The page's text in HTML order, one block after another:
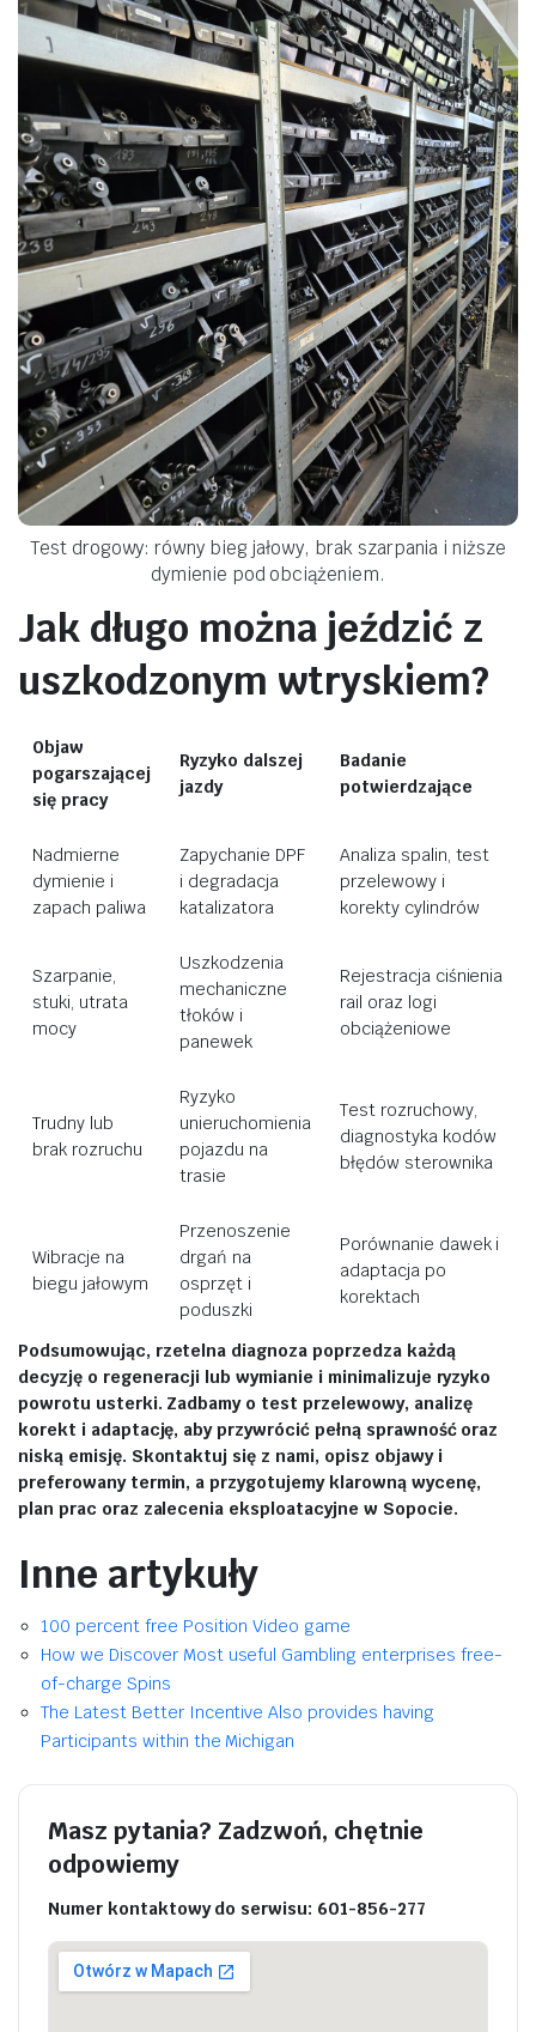
Test drogowy: równy bieg jałowy, brak szarpania i niższe
dymienie pod obciążeniem.
Jak długo można jeździć z
uszkodzonym wtryskiem?
Objaw
pogarszającej
się pracy
Ryzyko dalszej
jazdy
Badanie
potwierdzające
Nadmierne
dymienie i
zapach paliwa
Zapychanie DPF
i degradacja
katalizatora
Analiza spalin, test
przelewowy i
korekty cylindrów
Szarpanie,
stuki, utrata
mocy
Uszkodzenia
mechaniczne
tłoków i
panewek
Rejestracja ciśnienia
rail oraz logi
obciążeniowe
Trudny lub
brak rozruchu
Ryzyko
unieruchomienia
pojazdu na
trasie
Test rozruchowy,
diagnostyka kodów
błędów sterownika
Wibracje na
biegu jałowym
Przenoszenie
drgań na
osprzęt i
poduszki
Porównanie dawek i
adaptacja po
korektach
Podsumowując, rzetelna diagnoza poprzedza każdą
decyzję o regeneracji lub wymianie i minimalizuje ryzyko
powrotu usterki. Zadbamy o test przelewowy, analizę
korekt i adaptację, aby przywrócić pełną sprawność oraz
niską emisję. Skontaktuj się z nami, opisz objawy i
preferowany termin, a przygotujemy klarowną wycenę,
plan prac oraz zalecenia eksploatacyjne w Sopocie.
Inne artykuły
100 percent free Position Video game
How we Discover Most useful Gambling enterprises free-
of-charge Spins
The Latest Better Incentive Also provides having
Participants within the Michigan
Masz pytania? Zadzwoń, chętnie
odpowiemy
Numer kontaktowy do serwisu: 601-856-277